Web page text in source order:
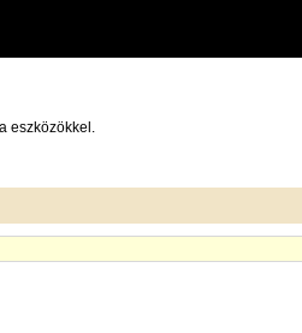
eszközökkel.